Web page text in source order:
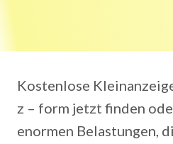
Kostenlose
z – form jetzt finden
enormen Belastungen,